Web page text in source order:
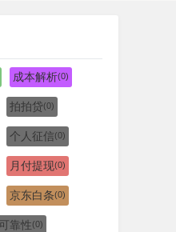
成本解析(0)
拍拍贷(0)
个人征信(0)
月付提现(0)
京东白条(0)
靠性(0)